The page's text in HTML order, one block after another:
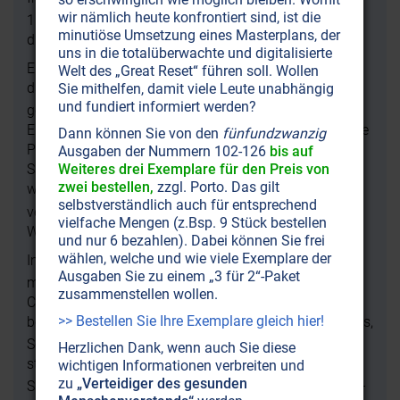
15-mal höher waren, ohne dass die Temperaturen
dramatisch anstiegen.
Eine kanadische Studie aus dem Jahr 2023 bestätigt,
dass die Absorption im CO2-Bandzentrum schon
gesättigt ist und daher keinen zusätzlichen
Erwärmungseffekt zeigt. Deutsche Wissenschaftler wie
Professor Dieter Schildknecht setzten den
Sättigungswert schon bei 300 ppm an. Trotzdem
werden Staaten weiterhin auf die CO2 -Reduzierung
verpflichtet. Dahinter steckt also mehr Politik als
Wissenschaft.
Im Gegensatz zur Verteufelungspropaganda des CO
macht ein Mehr an Kohlendioxid die Erde fruchtbarer:
Charles Taylor und Wolfram Schlenker zeigen, dass
bereits ein Anstieg um 1 ppm CO 2die Erträge von Mais,
Sojabohnen und Weizen um 0,4 %, 0,6 % und 1 %
steigert. DieCO 2Coalitionveröffentlichte
Satellitendaten, die eine Begrünungszunahme um 20–
wir nämlich heute konfrontiert sind, ist die
minutiöse Umsetzung eines Masterplans, der
uns in die totalüberwachte und digitalisierte
Welt des „Great Reset“ führen soll. Wollen
Sie mithelfen, damit viele Leute unabhängig
und fundiert informiert werden?
Dann können Sie von den fünfundzwanzig
Ausgaben der Nummern 102-126 bis auf
Weiteres drei Exemplare für den Preis von
zwei bestellen, zzgl. Porto. Das gilt
selbstverständlich auch für entsprechend
vielfache Mengen (z.Bsp. 9 Stück bestellen
und nur 6 bezahlen). Dabei können Sie frei
wählen, welche und wie viele Exemplare der
Ausgaben Sie zu einem „3 für 2“-Paket
zusammenstellen wollen.
>> Bestellen Sie Ihre Exemplare gleich hier!
Herzlichen Dank, wenn auch Sie diese
wichtigen Informationen verbreiten und
zu „Verteidiger des gesunden